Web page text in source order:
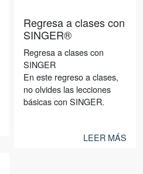
Regresa a clases con
SINGER®
Regresa a clases con
SINGER
En este regreso a clases,
no olvides las lecciones
básicas con SINGER.
LEER MÁS